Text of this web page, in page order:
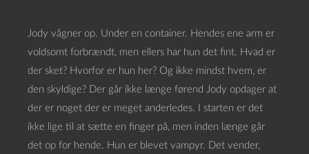
Jody vågner op. Under en container. Hendes ene arm er
voldsomt forbrændt, men ellers har hun det fint. Hvad er
der sket? Hvorfor er hun her? Og ikke mindst hvem, er
den skyldige? Der går ikke længe førend Jody opdager at
der er noget der er meget anderledes. I starten er det
ikke lige til at sætte en finger på, men inden længe går
det op for hende. Hun er blevet vampyr. Det vender,